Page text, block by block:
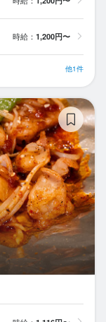
時給： 1,200円〜
他1件